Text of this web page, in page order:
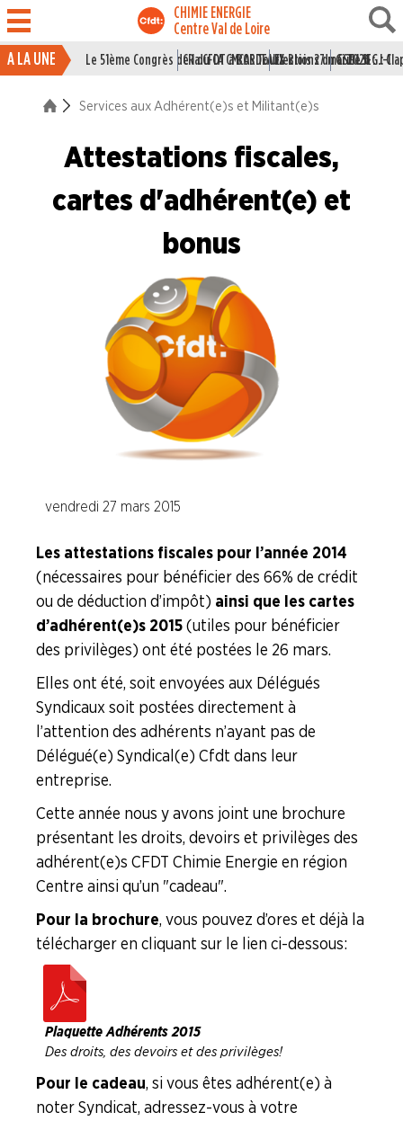
CHIMIE ENERGIE
Centre Val de Loire
ACTUALITÉ
ENTREPRISES
A LA UNE Le 51ème Congrès de la CFDT à BORDEAUX
CR du CA CMCAS Tours Blois 27 mai 2026
Elections du CSE LSI : J-1
Grille IEG :
Services aux Adhérent(e)s et Militant(e)s
Attestations fiscales,
cartes d'adhérent(e) et
bonus
vendredi 27 mars 2015
Les attestations fiscales pour l’année 2014
(nécessaires pour bénéficier des 66% de crédit
ou de déduction d’impôt) ainsi que les cartes
d’adhérent(e)s 2015(utiles pour bénéficier
des privilèges) ont été postées le 26 mars.
Elles ont été, soit envoyées aux Délégués
Syndicaux soit postées directement à
l’attention des adhérents n’ayant pas de
Délégué(e) Syndical(e) Cfdt dans leur
entreprise.
Cette année nous y avons joint une brochure
présentant les droits, devoirs et privilèges des
adhérent(e)s CFDT Chimie Energie en région
Centre ainsi qu’un "cadeau".
Pour la brochure, vous pouvez d’ores et déjà la
télécharger en cliquant sur le lien ci-dessous :
Plaquette Adhérents 2015
Des droits, des devoirs et des privilèges !
Pour le cadeau, si vous êtes adhérent(e) à
noter Syndicat, adressez-vous à votre